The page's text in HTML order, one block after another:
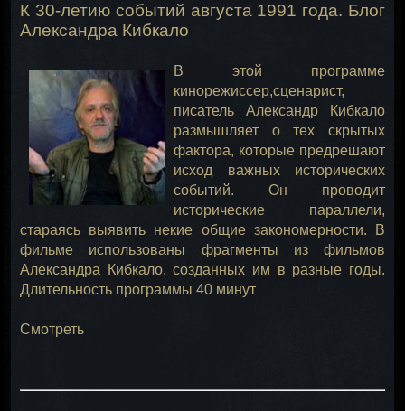
К 30-летию событий августа 1991 года. Блог
Александра Кибкало
В этой программе
кинорежиссер,сценарист,
писатель Александр Кибкало
размышляет о тех скрытых
фактора, которые предрешают
исход важных исторических
событий. Он проводит
исторические параллели,
стараясь выявить некие общие закономерности. В
фильме использованы фрагменты из фильмов
Александра Кибкало, созданных им в разные годы.
Длительность программы 40 минут
Смотреть